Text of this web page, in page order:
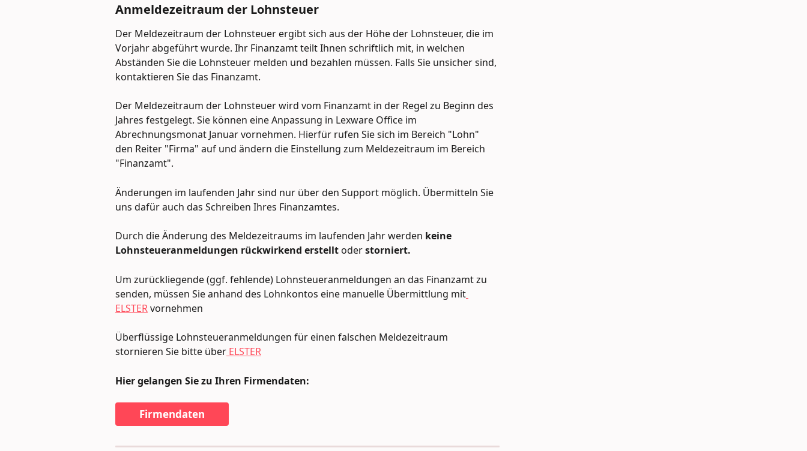
Anmeldezeitraum der Lohnsteuer
Der Meldezeitraum der Lohnsteuer ergibt sich aus der Höhe der Lohnsteuer, die im
Vorjahr abgeführt wurde. Ihr Finanzamt teilt Ihnen schriftlich mit, in welchen
Abständen Sie die Lohnsteuer melden und bezahlen müssen. Falls Sie unsicher sind,
kontaktieren Sie das Finanzamt.
Der Meldezeitraum der Lohnsteuer wird vom Finanzamt in der Regel zu Beginn des
Jahres festgelegt. Sie können eine Anpassung in Lexware Office im
Abrechnungsmonat Januar vornehmen. Hierfür rufen Sie sich im Bereich "Lohn"
den Reiter "Firma" auf und ändern die Einstellung zum Meldezeitraum im Bereich
"Finanzamt".
Änderungen im laufenden Jahr sind nur über den Support möglich. Übermitteln Sie
uns dafür auch das Schreiben Ihres Finanzamtes.
Durch die Änderung des Meldezeitraums im laufenden Jahr werden keine
Lohnsteueranmeldungen rückwirkend erstellt oder storniert.
Um zurückliegende (ggf. fehlende) Lohnsteueranmeldungen an das Finanzamt zu
senden, müssen Sie anhand des Lohnkontos eine manuelle Übermittlung mit
ELSTER vornehmen
Überflüssige Lohnsteueranmeldungen für einen falschen Meldezeitraum
stornieren Sie bitte über ELSTER
Hier gelangen Sie zu Ihren Firmendaten:
Firmendaten